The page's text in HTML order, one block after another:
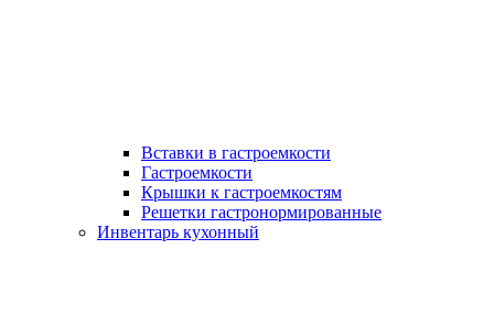
Вставки в гастроемкости
Гастроемкости
Крышки к гастроемкостям
Решетки гастронормированные
Инвентарь кухонный